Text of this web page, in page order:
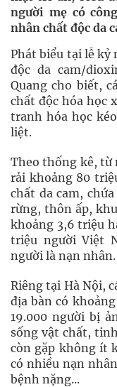
người mẹ có
nhân chất độc da
Phát biểu tại lễ kỷ
độc da cam/
Quang cho biết,
chất độc hóa học
tranh hóa học
liệt.
Theo thống kê, từ
rải khoảng 80
chất da cam,
rừng, thôn ấp,
khoảng 3,6 triệu
triệu người Việt
người là nạn nhân.
Riêng tại Hà Nội,
địa bàn có
19.000 người bị
sống vật chất,
còn gặp không ít
có nhiều nạn
bệnh nặng...